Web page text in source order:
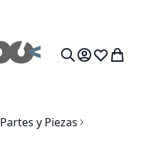
Mi cesta
Partes y Piezas